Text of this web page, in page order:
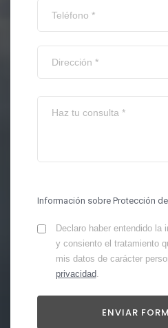
Información sobre Protección
Declaro haber entendido la
y consiento el tratamiento
mis datos de carácter
privacidad.